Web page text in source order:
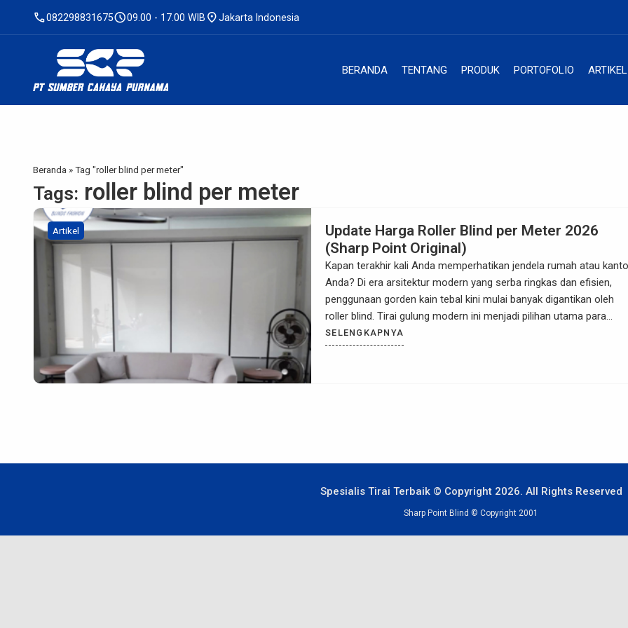
call082298831675schedule09.00 - 17.00 WIB location_onJakarta Indonesia
BERANDA TENTANG PRODUK PORTOFOLIO ARTIKEL
Beranda »Tag "roller blind per meter"
Tags: roller blind per meter
Artikel
Update Harga Roller Blind per Meter 2026
(Sharp Point Original)
Kapan terakhir kali Anda memperhatikan jendela rumah atau
Anda? Di era arsitektur modern yang serba ringkas dan efisien,
penggunaan gorden kain tebal kini mulai banyak digantikan oleh
roller blind. Tirai gulung modern ini menjadi pilihan utama para
desainer interior karena potongannya yang minimalis, hemat
tidak menjadi sarang debu, serta sangat mudah dioperasikan.
SELENGKAPNYA
Spesialis Tirai Terbaik © Copyright 2026. All Rights Reserved
Sharp Point Blind © Copyright 2001